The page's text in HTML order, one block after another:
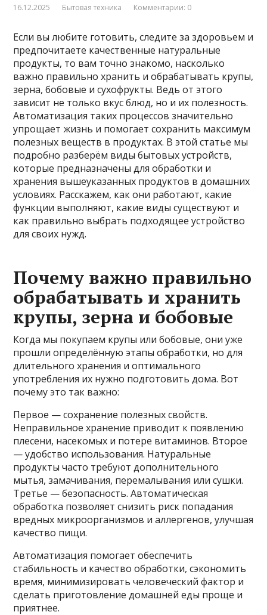
16.12.2025 Бытовая техника Комментарии: 0
Если вы любите готовить, следите за здоровьем и
предпочитаете качественные натуральные
продукты, то вам точно знакомо, насколько
важно правильно хранить и обрабатывать крупы,
зерна, бобовые и сухофрукты. Ведь от этого
зависит не только вкус блюд, но и их полезность.
Автоматизация таких процессов значительно
упрощает жизнь и помогает сохранить максимум
полезных веществ в продуктах. В этой статье мы
подробно разберём виды бытовых устройств,
которые предназначены для обработки и
хранения вышеуказанных продуктов в домашних
условиях. Расскажем, как они работают, какие
функции выполняют, какие виды существуют и
как правильно выбрать подходящее устройство
для своих нужд.
Почему важно правильно
обрабатывать и хранить
крупы, зерна и бобовые
Когда мы покупаем крупы или бобовые, они уже
прошли определённую этапы обработки, но для
длительного хранения и оптимального
употребления их нужно подготовить дома. Вот
почему это так важно:
Первое — сохранение полезных свойств.
Неправильное хранение приводит к появлению
плесени, насекомых и потере витаминов. Второе
— удобство использования. Натуральные
продукты часто требуют дополнительного
мытья, замачивания, перемалывания или сушки.
Третье — безопасность. Автоматическая
обработка позволяет снизить риск попадания
вредных микроорганизмов и аллергенов, улучшая
качество пищи.
Автоматизация помогает обеспечить
стабильность и качество обработки, сэкономить
время, минимизировать человеческий фактор и
сделать приготовление домашней еды проще и
приятнее.